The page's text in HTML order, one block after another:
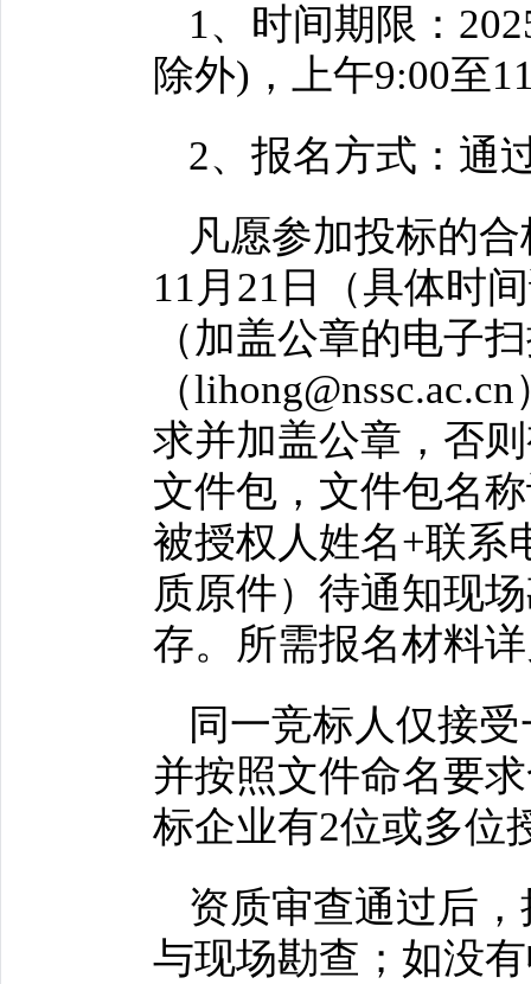
1、时间期限：
除外)，上午9:00至
2、报名方式：通
凡愿参加投标的
11月21日（具体时
（加盖公章的电子
（
求并加盖公章，否
文件包，文件包名
被授权人姓名+联系
质原件）待通知现
存。所需报名材料
同一竞标人仅接
并按照文件命名要
标企业有2位或多位
资质审查通过后
与现场勘查；如没